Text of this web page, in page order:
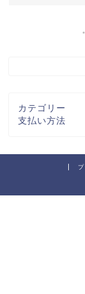
カテゴリー
支払い方法